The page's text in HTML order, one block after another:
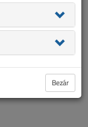
Bezár